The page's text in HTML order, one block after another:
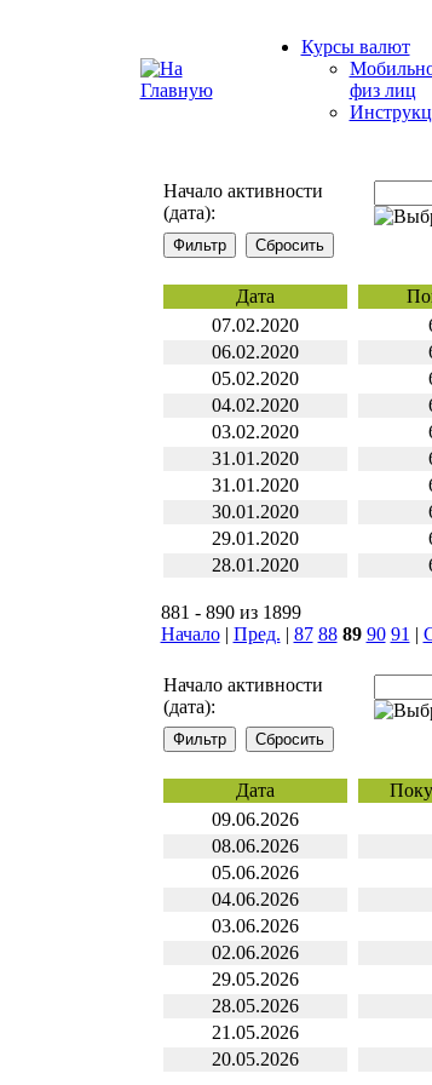
Курсы валют
физ лиц
Начало активности
(дата):
Дата
07.02.2020
06.02.2020
05.02.2020
04.02.2020
03.02.2020
31.01.2020
31.01.2020
30.01.2020
29.01.2020
28.01.2020
881 - 890 из 1899
Начало| Пред. | 87 88 89 90 91 |
Начало активности
(дата):
Дата
09.06.2026
08.06.2026
05.06.2026
04.06.2026
03.06.2026
02.06.2026
29.05.2026
28.05.2026
21.05.2026
20.05.2026